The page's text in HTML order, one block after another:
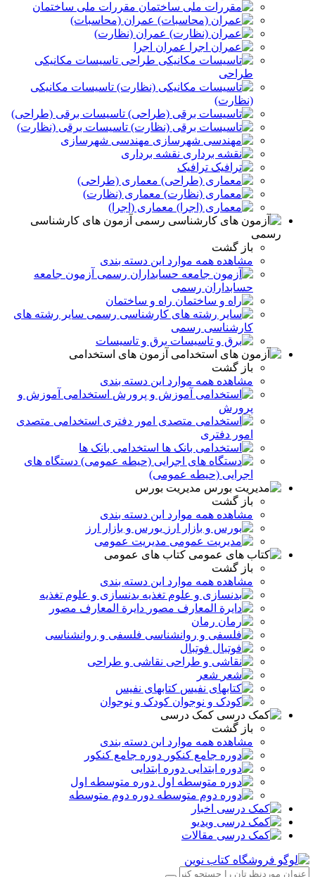
مقررات ملی ساختمان
عمران (محاسبات)
عمران (نظارت)
عمران اجرا
تاسیسات مکانیکی
طراحی
تاسیسات مکانیکی
(نظارت)
تاسیسات برقی (طراحی)
تاسیسات برقی (نظارت)
مهندسی شهرسازی
نقشه برداری
ترافیک
معماری (طراحی)
معماری (نظارت)
معماری (اجرا)
آزمون های کارشناسی
رسمی
باز گشت
مشاهده همه موارد این دسته بندی
آزمون جامعه
حسابداران رسمی
راه و ساختمان
سایر رشته های
کارشناسی رسمی
برق و تاسيسات
آزمون های استخدامی
باز گشت
مشاهده همه موارد این دسته بندی
استخدامی آموزش و
پرورش
استخدامی متصدی
امور دفتری
استخدامی بانک ها
دستگاه های
اجرایی (حیطه عمومی)
مدیریت بورس
باز گشت
مشاهده همه موارد این دسته بندی
بورس و بازار ارز
مدیریت عمومی
کتاب های عمومی
باز گشت
مشاهده همه موارد این دسته بندی
بدنسازی و علوم تغذیه
دایرة المعارف مصور
رمان
فلسفی و روانشناسی
فوتبال
نقاشی و طراحی
شعر
کتابهای نفیس
کودک و نوجوان
کمک درسی
باز گشت
مشاهده همه موارد این دسته بندی
دوره جامع کنکور
دوره ابتدایی
دوره متوسطه اول
دوره دوم متوسطه
اخبار
ویدیو
مقالات